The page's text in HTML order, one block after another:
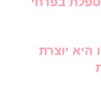
היא יוצרת